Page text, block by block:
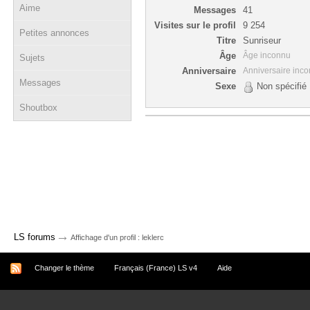
Aime
Petites annonces
Sujets
Messages
Shoutbox
Messages
41
Visites sur le profil
9 254
Titre
Sunriseur
Âge
Âge inconnu
Anniversaire Anniversaire
Sexe Non spécifié
LS forums → Affichage d'un profil : leklerc
Changer le thème Français (France) LS v4 Aide